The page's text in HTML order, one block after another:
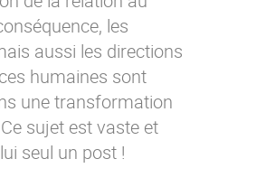
les
aussi les directions
humaines sont
une transformation
sujet est vaste et
seul un post !